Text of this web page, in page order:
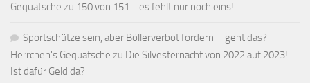
Gequatsche zu 150 von 151… es fehlt nur noch eins!
Sportschütze sein, aber Böllerverbot fordern – geht das? –
Herrchen's Gequatsche zu Die Silvesternacht von 2022 auf 2023!
Ist dafür Geld da?